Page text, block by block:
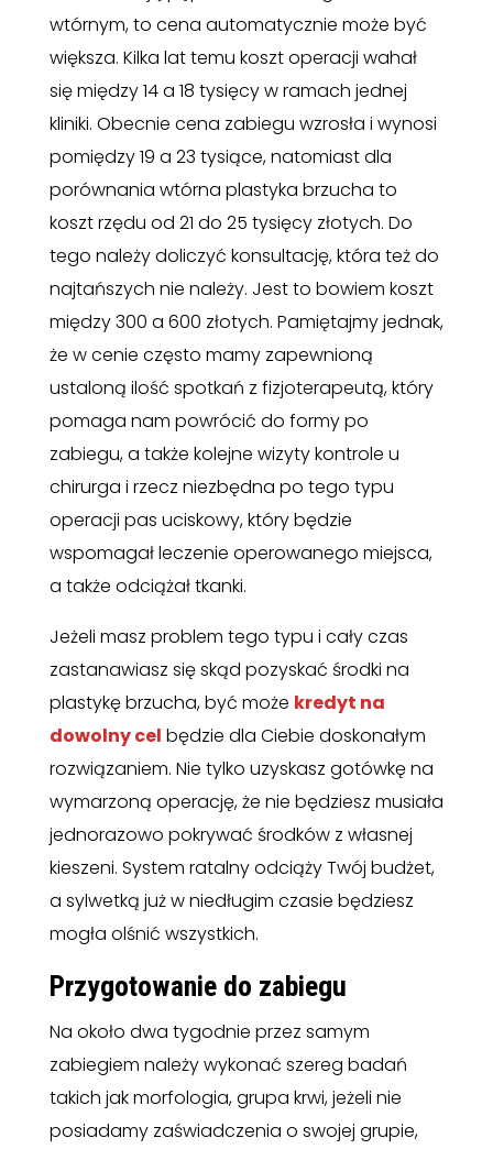
wtórnym, to cena automatycznie może być
większa. Kilka lat temu koszt operacji wahał
się między 14 a 18 tysięcy w ramach jednej
kliniki. Obecnie cena zabiegu wzrosła i wynosi
pomiędzy 19 a 23 tysiące, natomiast dla
porównania wtórna plastyka brzucha to
koszt rzędu od 21 do 25 tysięcy złotych. Do
tego należy doliczyć konsultację, która też do
najtańszych nie należy. Jest to bowiem koszt
między 300 a 600 złotych. Pamiętajmy jednak,
że w cenie często mamy zapewnioną
ustaloną ilość spotkań z fizjoterapeutą, który
pomaga nam powrócić do formy po
zabiegu, a także kolejne wizyty kontrole u
chirurga i rzecz niezbędna po tego typu
operacji pas uciskowy, który będzie
wspomagał leczenie operowanego miejsca,
a także odciążał tkanki.
Jeżeli masz problem tego typu i cały czas
zastanawiasz się skąd pozyskać środki na
plastykę brzucha, być może kredyt na
dowolny cel będzie dla Ciebie doskonałym
rozwiązaniem. Nie tylko uzyskasz gotówkę na
wymarzoną operację, że nie będziesz musiała
jednorazowo pokrywać środków z własnej
kieszeni. System ratalny odciąży Twój budżet,
a sylwetką już w niedługim czasie będziesz
mogła olśnić wszystkich.
Przygotowanie do zabiegu
Na około dwa tygodnie przez samym
zabiegiem należy wykonać szereg badań
takich jak morfologia, grupa krwi, jeżeli nie
posiadamy zaświadczenia o swojej grupie,